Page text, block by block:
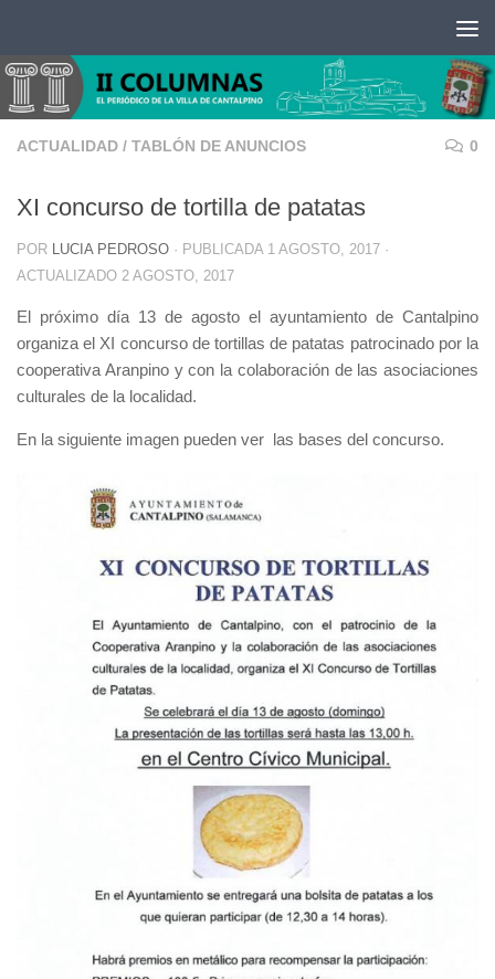
ACTUALIDAD / TABLÓN DE ANUNCIOS 0
XI concurso de tortilla de patatas
POR LUCIA PEDROSO · PUBLICADA 1 AGOSTO, 2017 ·
ACTUALIZADO 2 AGOSTO, 2017
El próximo día 13 de agosto el ayuntamiento de Cantalpino
organiza el XI concurso de tortillas de patatas patrocinado por la
cooperativa Aranpino y con la colaboración de las asociaciones
culturales de la localidad.
En la siguiente imagen pueden ver las bases del concurso.